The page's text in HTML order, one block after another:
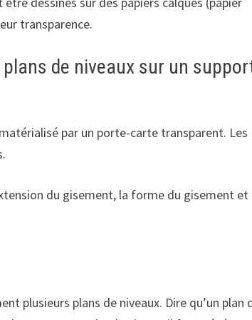
transparence.
de niveaux sur un
par un porte-carte transparent. Les
du gisement, la forme du gisement et
plusieurs plans de niveaux. Dire qu’un plan